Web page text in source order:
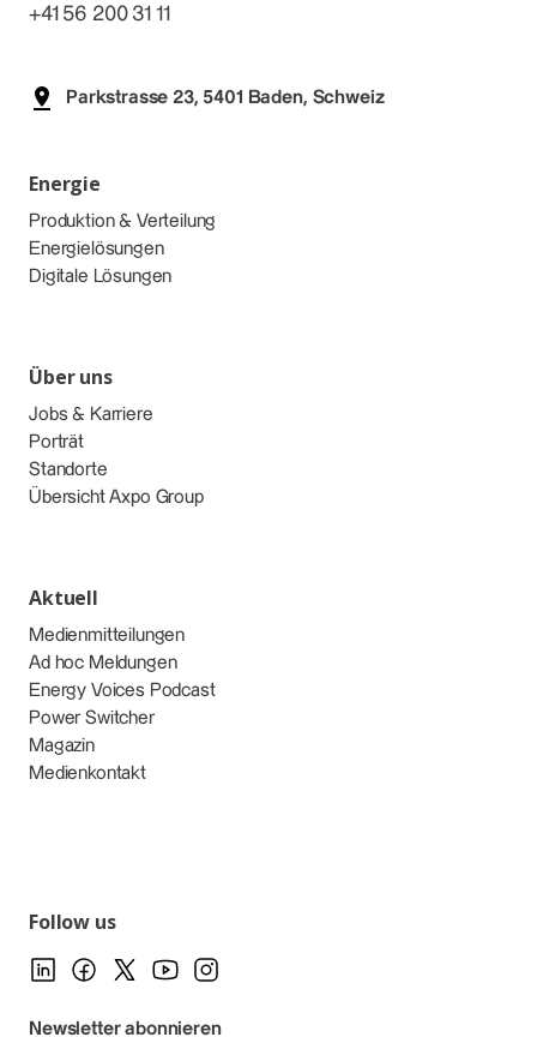
+41 56 200 31 11
Parkstrasse 23, 5401 Baden, Schweiz
Energie
Produktion & Verteilung
Energielösungen
Digitale Lösungen
Über uns
Jobs & Karriere
Porträt
Standorte
Übersicht Axpo Group
Aktuell
Medienmitteilungen
Ad hoc Meldungen
Energy Voices Podcast
Power Switcher
Magazin
Medienkontakt
Follow us
Newsletter abonnieren